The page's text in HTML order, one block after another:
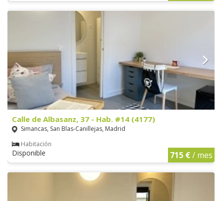
Calle de Albasanz, 37 - Hab. #14 (4177)
Simancas, San Blas-Canillejas, Madrid
Habitación
Disponible 715 €/ mes